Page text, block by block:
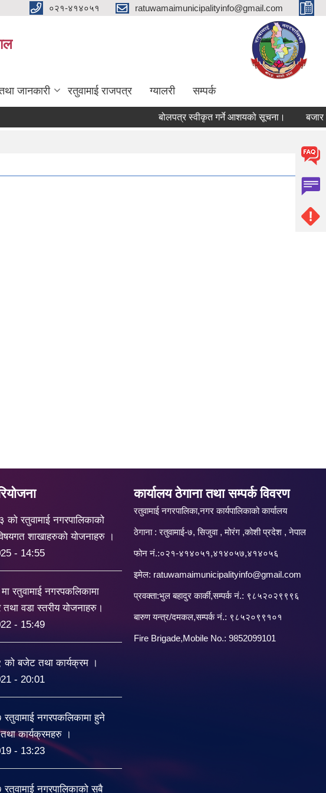
०२१-४१४०५१ ratuwamaimunicipalityinfo@gmail.com
जानकारी रतुवामाई राजपत्र ग्यालरी सम्पर्क
बोलपत्र स्वीकृत गर्ने आशयको सूचना। बजार
रतुवामाई नगरपालिकाको
शाखाहरुको योजनाहरु ।
- 14:55
रतुवामाई नगरपकलिकामा
वडा स्तरीय योजनाहरु।
- 15:49
बजेट तथा कार्यक्रम ।
- 20:01
नगरपकलिकामा हुने
कार्यक्रमहरु ।
- 13:23
नगरपालिकाको सबै
कार्यालय ठेगाना तथा सम्पर्क विवरण
रतुवामाई नगरपालिका,नगर कार्यपालिकाको कार्यालय
ठेगाना : रतुवामाई-७, सिजुवा , मोरंग ,कोशी प्रदेश , नेपाल
फोन नं.:०२१-४१४०५१,४१४०५७,४१४०५६
इमेल: ratuwamaimunicipalityinfo@gmail.com
प्रवक्ता:भुल बहादुर कार्की,सम्पर्क नं.: ९८५२०२९९९६
बारु‌ण यन्त्र/दमकल,सम्पर्क नं.: ९८५२०९९१०१
Fire Brigade,Mobile No.: 9852099101